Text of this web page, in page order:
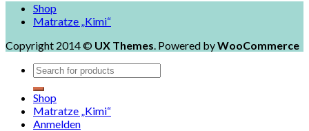
Shop
Matratze „Kimi“
Copyright 2014 © UX Themes. Powered byWooCommerce
Shop
Matratze „Kimi“
Anmelden